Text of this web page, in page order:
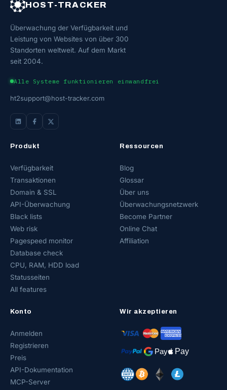
HOST-TRACKER
Überwachung der Verfügbarkeit und
Leistung von Websites von über 300
Standorten weltweit. Auf dem Markt
seit 2004.
Alle Systeme funktionieren einwandfrei
ht2support@host-tracker.com
Produkt
Verfügbarkeit
Transaktionen
Domain & SSL
API-Überwachung
Black lists
Web risk
Pagespeed monitor
Database check
CPU, RAM, HDD load
Statusseiten
All features
Ressourcen
Blog
Glossar
Über uns
Überwachungsnetzwerk
Become Partner
Online Chat
Affiliation
Konto
Anmelden
Registrieren
Preis
API-Dokumentation
MCP-Server
Wir akzeptieren